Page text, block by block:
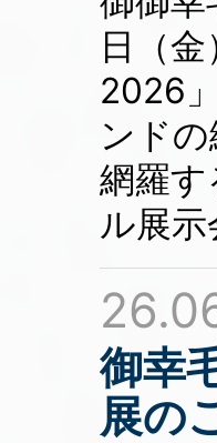
日（
2026
ンド
網羅
ル展示
御幸
展の